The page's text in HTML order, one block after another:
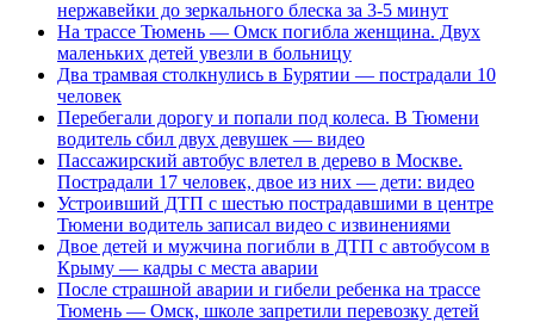
нержавейки до зеркального блеска за 3-5 минут
На трассе Тюмень — Омск погибла женщина. Двух
маленьких детей увезли в больницу
Два трамвая столкнулись в Бурятии — пострадали 10
человек
Перебегали дорогу и попали под колеса. В Тюмени
водитель сбил двух девушек — видео
Пассажирский автобус влетел в дерево в Москве.
Пострадали 17 человек, двое из них — дети: видео
Устроивший ДТП с шестью пострадавшими в центре
Тюмени водитель записал видео с извинениями
Двое детей и мужчина погибли в ДТП с автобусом в
Крыму — кадры с места аварии
После страшной аварии и гибели ребенка на трассе
Тюмень — Омск, школе запретили перевозку детей